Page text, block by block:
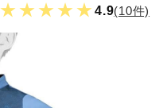
★★★★★4.9(10件)